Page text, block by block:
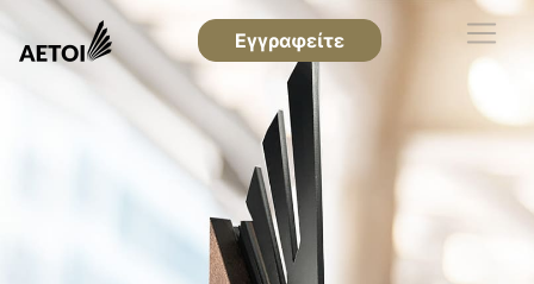
Εγγραφείτε